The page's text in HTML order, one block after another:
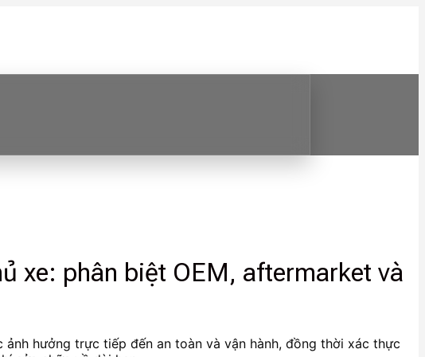
xe: phân biệt OEM, aftermarket và
hưởng trực tiếp đến an toàn và vận hành, đồng thời xác thực